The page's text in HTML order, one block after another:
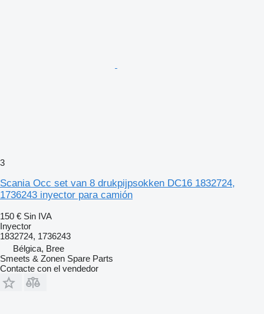
3
Scania Occ set van 8 drukpijpsokken DC16 1832724,
1736243 inyector para camión
150 € Sin IVA
Inyector
1832724, 1736243
Bélgica, Bree
Smeets & Zonen Spare Parts
Contacte con el vendedor